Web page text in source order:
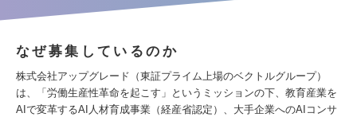
なぜ募集しているのか
株式会社アップグレード（東証プライム上場のベクトルグループ）
は、「労働生産性革命を起こす」というミッションの下、教育産業を
AIで変革するAI人材育成事業（経産省認定）、大手企業へのAIコンサ